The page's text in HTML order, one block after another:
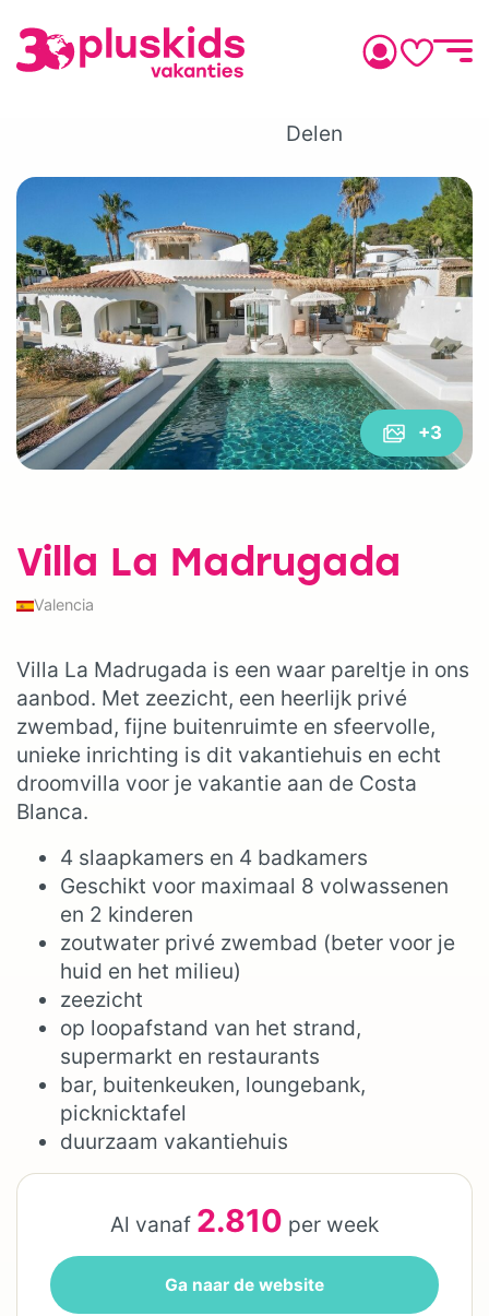
Delen
+3
Villa La Madrugada
Valencia
Villa La Madrugada is een waar pareltje in ons
aanbod. Met zeezicht, een heerlijk privé
zwembad, fijne buitenruimte en sfeervolle,
unieke inrichting is dit vakantiehuis en echt
droomvilla voor je vakantie aan de Costa
Blanca.
4 slaapkamers en 4 badkamers
Geschikt voor maximaal 8 volwassenen
en 2 kinderen
zoutwater privé zwembad (beter voor je
huid en het milieu)
zeezicht
op loopafstand van het strand,
supermarkt en restaurants
bar, buitenkeuken, loungebank,
picknicktafel
duurzaam vakantiehuis
Al vanaf 2.810 per week
Ga naar de website